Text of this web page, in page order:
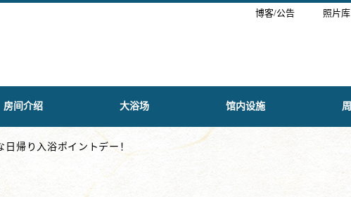
博客/公告 照片库
房间介绍 大浴场 馆内设施
日帰り入浴ポイントデー！